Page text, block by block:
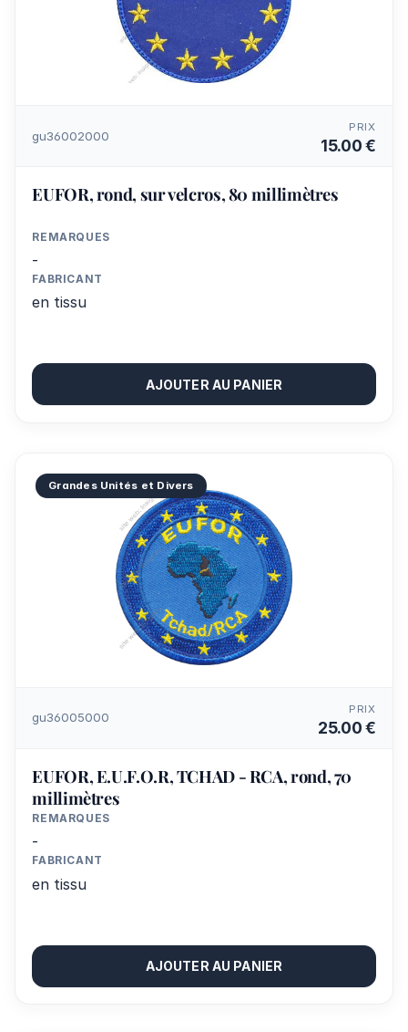
gu36002000
PRIX
15.00 €
EUFOR, rond, sur velcros, 80 millimètres
REMARQUES
-
FABRICANT
en tissu
AJOUTER AU PANIER
Grandes Unités et Divers
gu36005000
PRIX
25.00 €
EUFOR, E.U.F.O.R, TCHAD - RCA, rond, 70
millimètres
REMARQUES
-
FABRICANT
en tissu
AJOUTER AU PANIER